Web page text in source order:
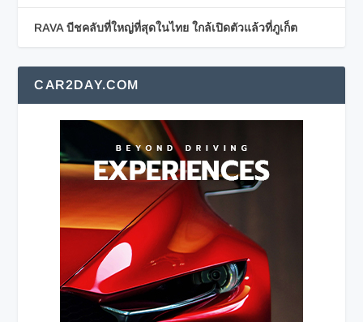
RAVA บีชคลับที่ใหญ่ที่สุดในไทย ใกล้เปิดตัวแล้วที่ภูเก็ต
CAR2DAY.COM